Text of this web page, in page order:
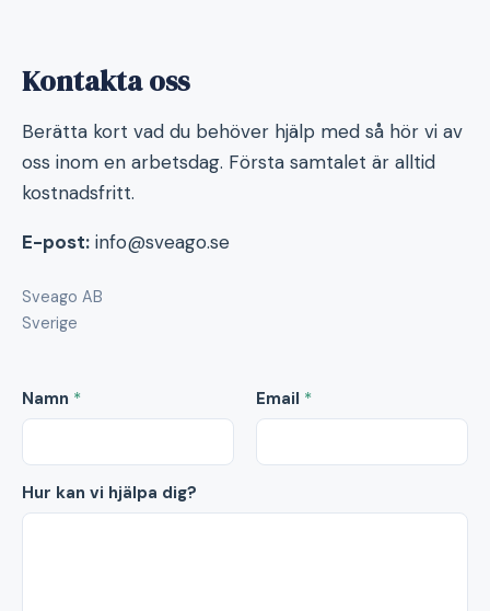
Kontakta oss
Berätta kort vad du behöver hjälp med så hör vi av
oss inom en arbetsdag. Första samtalet är alltid
kostnadsfritt.
E-post: info@sveago.se
Sveago AB
Sverige
Namn * Email *
Hur kan vi hjälpa dig?